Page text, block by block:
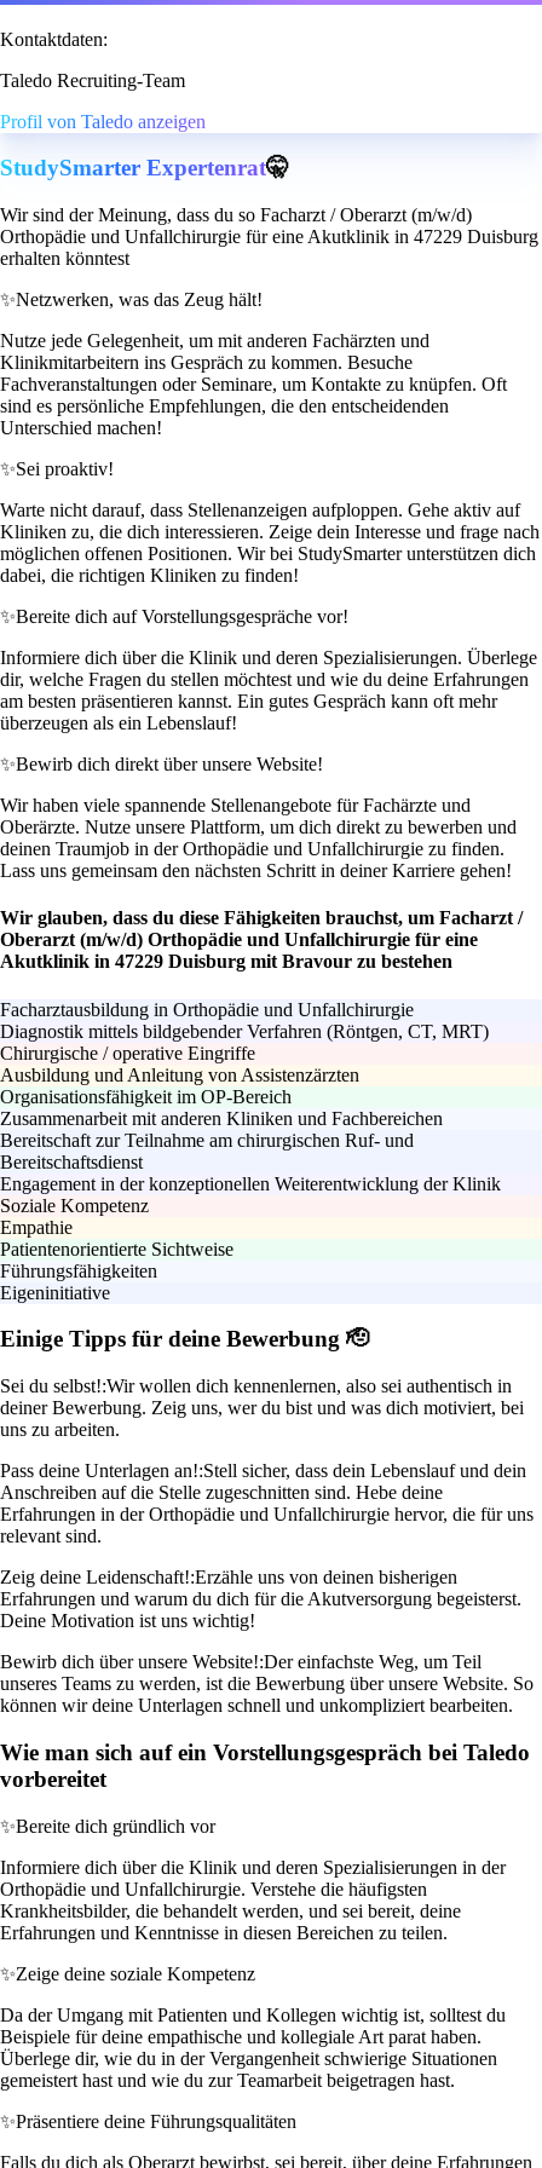
Kontaktdaten:
Taledo Recruiting-Team
Profil von Taledo anzeigen
StudySmarter Expertenrat🤫
Wir sind der Meinung, dass du so Facharzt / Oberarzt (m/w/d)
Orthopädie und Unfallchirurgie für eine Akutklinik in 47229 Duisburg
erhalten könntest
✨Netzwerken, was das Zeug hält!
Nutze jede Gelegenheit, um mit anderen Fachärzten und
Klinikmitarbeitern ins Gespräch zu kommen. Besuche
Fachveranstaltungen oder Seminare, um Kontakte zu knüpfen. Oft
sind es persönliche Empfehlungen, die den entscheidenden
Unterschied machen!
✨Sei proaktiv!
Warte nicht darauf, dass Stellenanzeigen aufploppen. Gehe aktiv auf
Kliniken zu, die dich interessieren. Zeige dein Interesse und frage nach
möglichen offenen Positionen. Wir bei StudySmarter unterstützen dich
dabei, die richtigen Kliniken zu finden!
✨Bereite dich auf Vorstellungsgespräche vor!
Informiere dich über die Klinik und deren Spezialisierungen. Überlege
dir, welche Fragen du stellen möchtest und wie du deine Erfahrungen
am besten präsentieren kannst. Ein gutes Gespräch kann oft mehr
überzeugen als ein Lebenslauf!
✨Bewirb dich direkt über unsere Website!
Wir haben viele spannende Stellenangebote für Fachärzte und
Oberärzte. Nutze unsere Plattform, um dich direkt zu bewerben und
deinen Traumjob in der Orthopädie und Unfallchirurgie zu finden.
Lass uns gemeinsam den nächsten Schritt in deiner Karriere gehen!
Wir glauben, dass du diese Fähigkeiten brauchst, um Facharzt /
Oberarzt (m/w/d) Orthopädie und Unfallchirurgie für eine
Akutklinik in 47229 Duisburg mit Bravour zu bestehen
Facharztausbildung in Orthopädie und Unfallchirurgie
Diagnostik mittels bildgebender Verfahren (Röntgen, CT, MRT)
Chirurgische / operative Eingriffe
Ausbildung und Anleitung von Assistenzärzten
Organisationsfähigkeit im OP-Bereich
Zusammenarbeit mit anderen Kliniken und Fachbereichen
Bereitschaft zur Teilnahme am chirurgischen Ruf- und
Bereitschaftsdienst
Engagement in der konzeptionellen Weiterentwicklung der Klinik
Soziale Kompetenz
Empathie
Patientenorientierte Sichtweise
Führungsfähigkeiten
Eigeninitiative
Einige Tipps für deine Bewerbung 🫡
Sei du selbst!:Wir wollen dich kennenlernen, also sei authentisch in
deiner Bewerbung. Zeig uns, wer du bist und was dich motiviert, bei
uns zu arbeiten.
Pass deine Unterlagen an!:Stell sicher, dass dein Lebenslauf und dein
Anschreiben auf die Stelle zugeschnitten sind. Hebe deine
Erfahrungen in der Orthopädie und Unfallchirurgie hervor, die für uns
relevant sind.
Zeig deine Leidenschaft!:Erzähle uns von deinen bisherigen
Erfahrungen und warum du dich für die Akutversorgung begeisterst.
Deine Motivation ist uns wichtig!
Bewirb dich über unsere Website!:Der einfachste Weg, um Teil
unseres Teams zu werden, ist die Bewerbung über unsere Website. So
können wir deine Unterlagen schnell und unkompliziert bearbeiten.
Wie man sich auf ein Vorstellungsgespräch bei Taledo
vorbereitet
✨Bereite dich gründlich vor
Informiere dich über die Klinik und deren Spezialisierungen in der
Orthopädie und Unfallchirurgie. Verstehe die häufigsten
Krankheitsbilder, die behandelt werden, und sei bereit, deine
Erfahrungen und Kenntnisse in diesen Bereichen zu teilen.
✨Zeige deine soziale Kompetenz
Da der Umgang mit Patienten und Kollegen wichtig ist, solltest du
Beispiele für deine empathische und kollegiale Art parat haben.
Überlege dir, wie du in der Vergangenheit schwierige Situationen
gemeistert hast und wie du zur Teamarbeit beigetragen hast.
✨Präsentiere deine Führungsqualitäten
Falls du dich als Oberarzt bewirbst, sei bereit, über deine Erfahrungen